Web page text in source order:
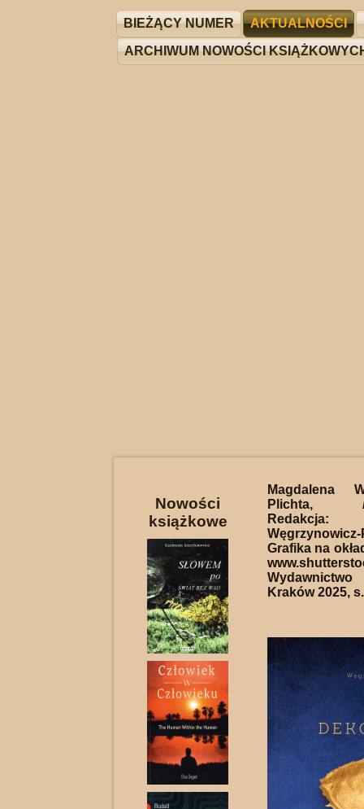
BIEŻĄCY NUMER AKTUALNOŚCI
ARCHIWUM NOWOŚCI
Nowości
książkowe
Magdalena
Plichta,
Redakcja:
Grafika na
Kraków 2025,